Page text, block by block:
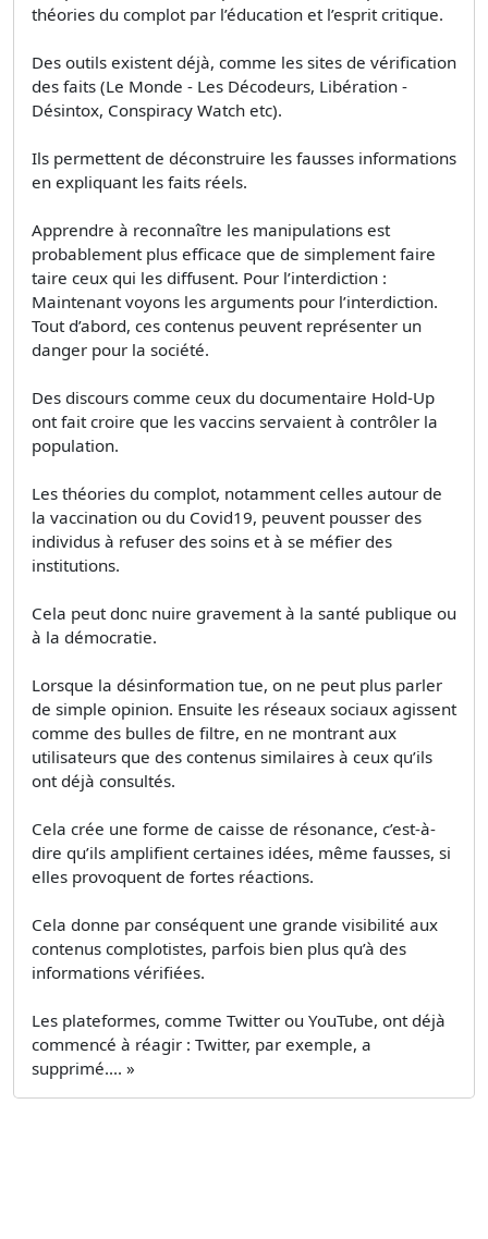
théories du complot par l’éducation et l’esprit critique.
Des outils existent déjà, comme les sites de vérification
des faits (Le Monde - Les Décodeurs, Libération -
Désintox, Conspiracy Watch etc).
Ils permettent de déconstruire les fausses informations
en expliquant les faits réels.
Apprendre à reconnaître les manipulations est
probablement plus efficace que de simplement faire
taire ceux qui les diffusent. Pour l’interdiction :
Maintenant voyons les arguments pour l’interdiction.
Tout d’abord, ces contenus peuvent représenter un
danger pour la société.
Des discours comme ceux du documentaire Hold-Up
ont fait croire que les vaccins servaient à contrôler la
population.
Les théories du complot, notamment celles autour de
la vaccination ou du Covid19, peuvent pousser des
individus à refuser des soins et à se méfier des
institutions.
Cela peut donc nuire gravement à la santé publique ou
à la démocratie.
Lorsque la désinformation tue, on ne peut plus parler
de simple opinion. Ensuite les réseaux sociaux agissent
comme des bulles de filtre, en ne montrant aux
utilisateurs que des contenus similaires à ceux qu’ils
ont déjà consultés.
Cela crée une forme de caisse de résonance, c’est-à-
dire qu’ils amplifient certaines idées, même fausses, si
elles provoquent de fortes réactions.
Cela donne par conséquent une grande visibilité aux
contenus complotistes, parfois bien plus qu’à des
informations vérifiées.
Les plateformes, comme Twitter ou YouTube, ont déjà
commencé à réagir : Twitter, par exemple, a
supprimé.... »